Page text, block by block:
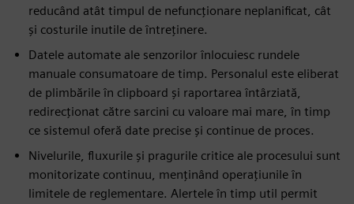
reducând atât timpul de nefuncționare neplanificat, cât
și costurile inutile de întreținere.
Datele automate ale senzorilor înlocuiesc rundele
manuale consumatoare de timp. Personalul este eliberat
de plimbările în clipboard și raportarea întârziată,
redirecționat către sarcini cu valoare mai mare, în timp
ce sistemul oferă date precise și continue de proces.
Nivelurile, fluxurile și pragurile critice ale procesului sunt
monitorizate continuu, menținând operațiunile în
limitele de reglementare. Alertele în timp util permit